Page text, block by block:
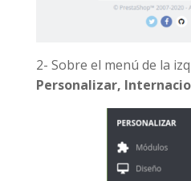
2- Sobre el menú de la
Personalizar,